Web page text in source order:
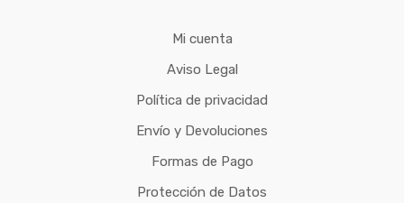
Mi cuenta
Aviso Legal
Política de privacidad
Envío y Devoluciones
Formas de Pago
Protección de Datos